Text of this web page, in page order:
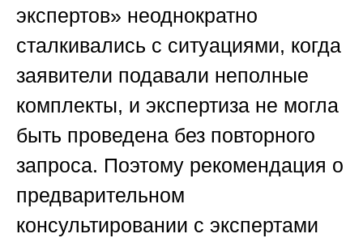
экспертов» неоднократно
сталкивались с ситуациями, когда
заявители подавали неполные
комплекты, и экспертиза не могла
быть проведена без повторного
запроса. Поэтому рекомендация о
предварительном
консультировании с экспертами